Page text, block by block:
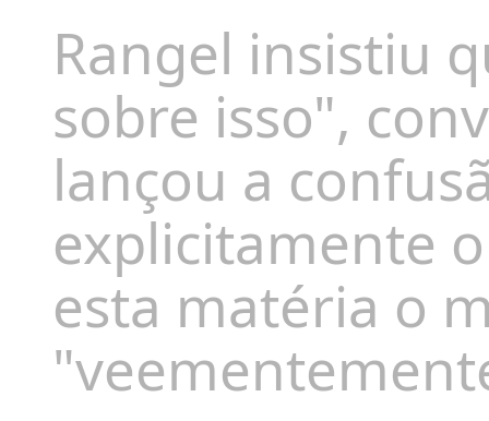
Rangel insistiu
sobre isso",
lançou a
explicitamente
esta matéria o